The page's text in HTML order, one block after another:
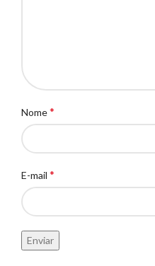
Nome*
E-mail *